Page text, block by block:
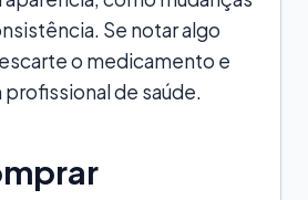
Se notar algo
o medicamento e
de saúde.